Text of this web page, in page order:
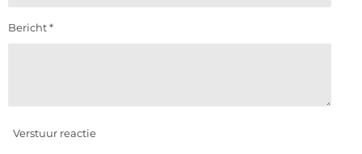
Bericht *
Verstuur reactie